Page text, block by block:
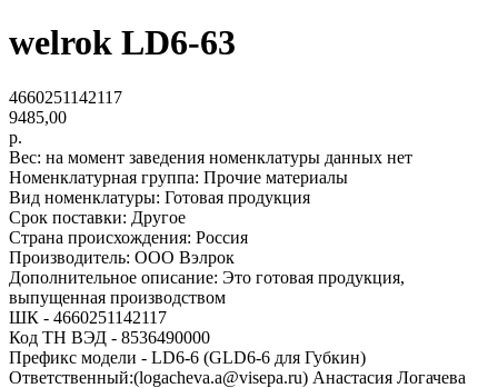
welrok LD6-63
4660251142117
9485,00
р.
Вес: на момент заведения номенклатуры данных нет
Номенклатурная группа: Прочие материалы
Вид номенклатуры: Готовая продукция
Срок поставки: Другое
Страна происхождения: Россия
Производитель: ООО Вэлрок
Дополнительное описание: Это готовая продукция,
выпущенная производством
ШК - 4660251142117
Код ТН ВЭД - 8536490000
Префикс модели - LD6-6 (GLD6-6 для Губкин)
Ответственный:(logacheva.a@visepa.ru) Анастасия Логачева